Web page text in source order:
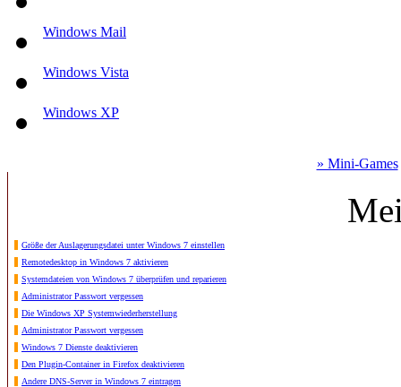
Windows Mail
Windows Vista
Windows XP
» Mini-Games
Größe der Auslagerungsdatei unter Windows 7 einstellen
Remotedesktop in Windows 7 aktivieren
Systemdateien von Windows 7 überprüfen und reparieren
Administrator Passwort vergessen
Die Windows XP Systemwiederherstellung
Administrator Passwort vergessen
Windows 7 Dienste deaktivieren
Den Plugin-Container in Firefox deaktivieren
Andere DNS-Server in Windows 7 eintragen